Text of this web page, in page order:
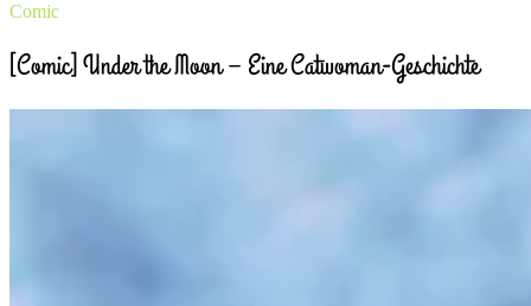
Comic
[Comic] Under the Moon – Eine Catwoman-Geschichte